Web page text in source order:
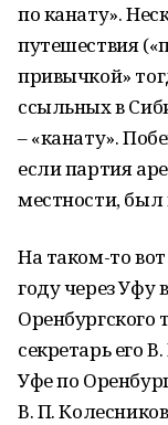
по канату».
путешествия
привычкой»
ссыльных в
– «канату».
если партия
местности, был
На таком-то
году через Уфу
Оренбургского
секретарь его
Уфе по
В. П.